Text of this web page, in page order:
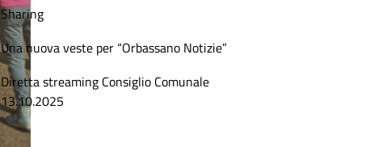
Sharing
Una nuova veste per “Orbassano Notizie”
Diretta streaming Consiglio Comunale
13.10.2025